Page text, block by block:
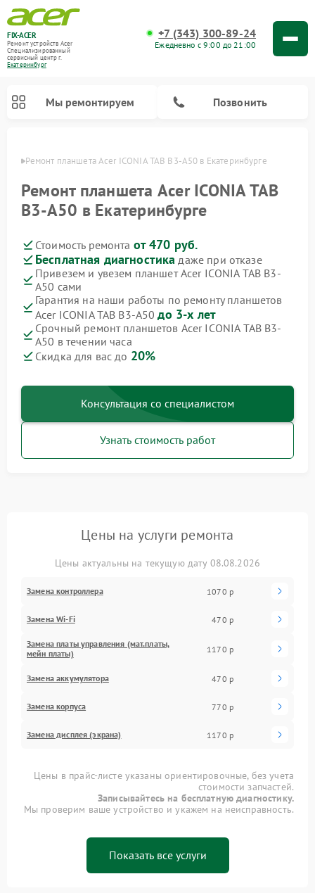
FIX-ACER
Ремонт устройств Acer
Специализированный
cервисный центр г.
Екатеринбург
+7 (343) 300-89-24
Ежедневно с 9:00 до 21:00
Мы ремонтируем Позвонить
Ремонт планшета Acer ICONIA TAB B3-A50 в Екатеринбурге
Ремонт планшета Acer ICONIA TAB
B3-A50 в Екатеринбурге
Стоимость ремонта от 470 руб.
Бесплатная диагностика даже при отказе
Привезем и увезем планшет Acer ICONIA TAB B3-
A50 сами
Гарантия на наши работы по ремонту планшетов
Acer ICONIA TAB B3-A50до 3-х лет
Срочный ремонт планшетов Acer ICONIA TAB B3-
A50 в течении часа
Скидка для вас до 20%
Консультация со специалистом
Узнать стоимость работ
Цены на услуги ремонта
Цены актуальны на текущую дату 08.08.2026
Замена контроллера 1070 р
Замена Wi-Fi 470 р
Замена платы управления (мат.платы,
мейн платы)
1170 р
Замена аккумулятора 470 р
Замена корпуса 770 р
Замена дисплея (экрана) 1170 р
Цены в прайс-листе указаны ориентировочные, без учета
стоимости запчастей.
Записывайтесь на бесплатную диагностику.
Мы проверим ваше устройство и укажем на неисправность.
Показать все услуги